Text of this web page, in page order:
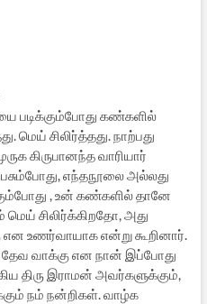
படிக்கும்போது கண்களில்
சிலிர்த்தது. நாற்பது
கிருபானந்த வாரியார்
எந்தநூலை அல்லது
, உன் கண்களில் தானே
சிலிர்க்கிறதோ, அது
என உணர்வாயாக என்று கூறினார்.
வாக்கு என நான் இப்போது
திரு இராமன் அவர்களுக்கும்,
நம் நன்றிகள். வாழ்க